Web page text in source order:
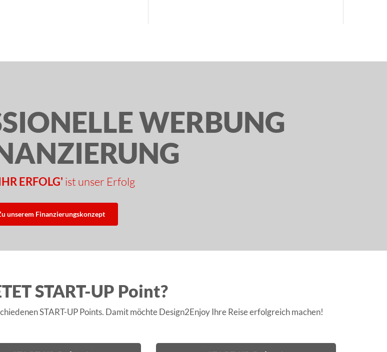
WERBUNG
ERFOLG' ist unser Erfolg
unserem Finanzierungskonzept
START-UP Point?
START-UP Points. Damit möchte Design2Enjoy Ihre Reise erfolgreich machen!